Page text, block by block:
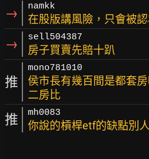
→ namkk
在股版講風險，只會被認
→ sell504387
房子買賣先賠十趴
推
mono781010
侯市長有幾百間是都套
二房比
推 mh0083
你說的槓桿etf的缺點別